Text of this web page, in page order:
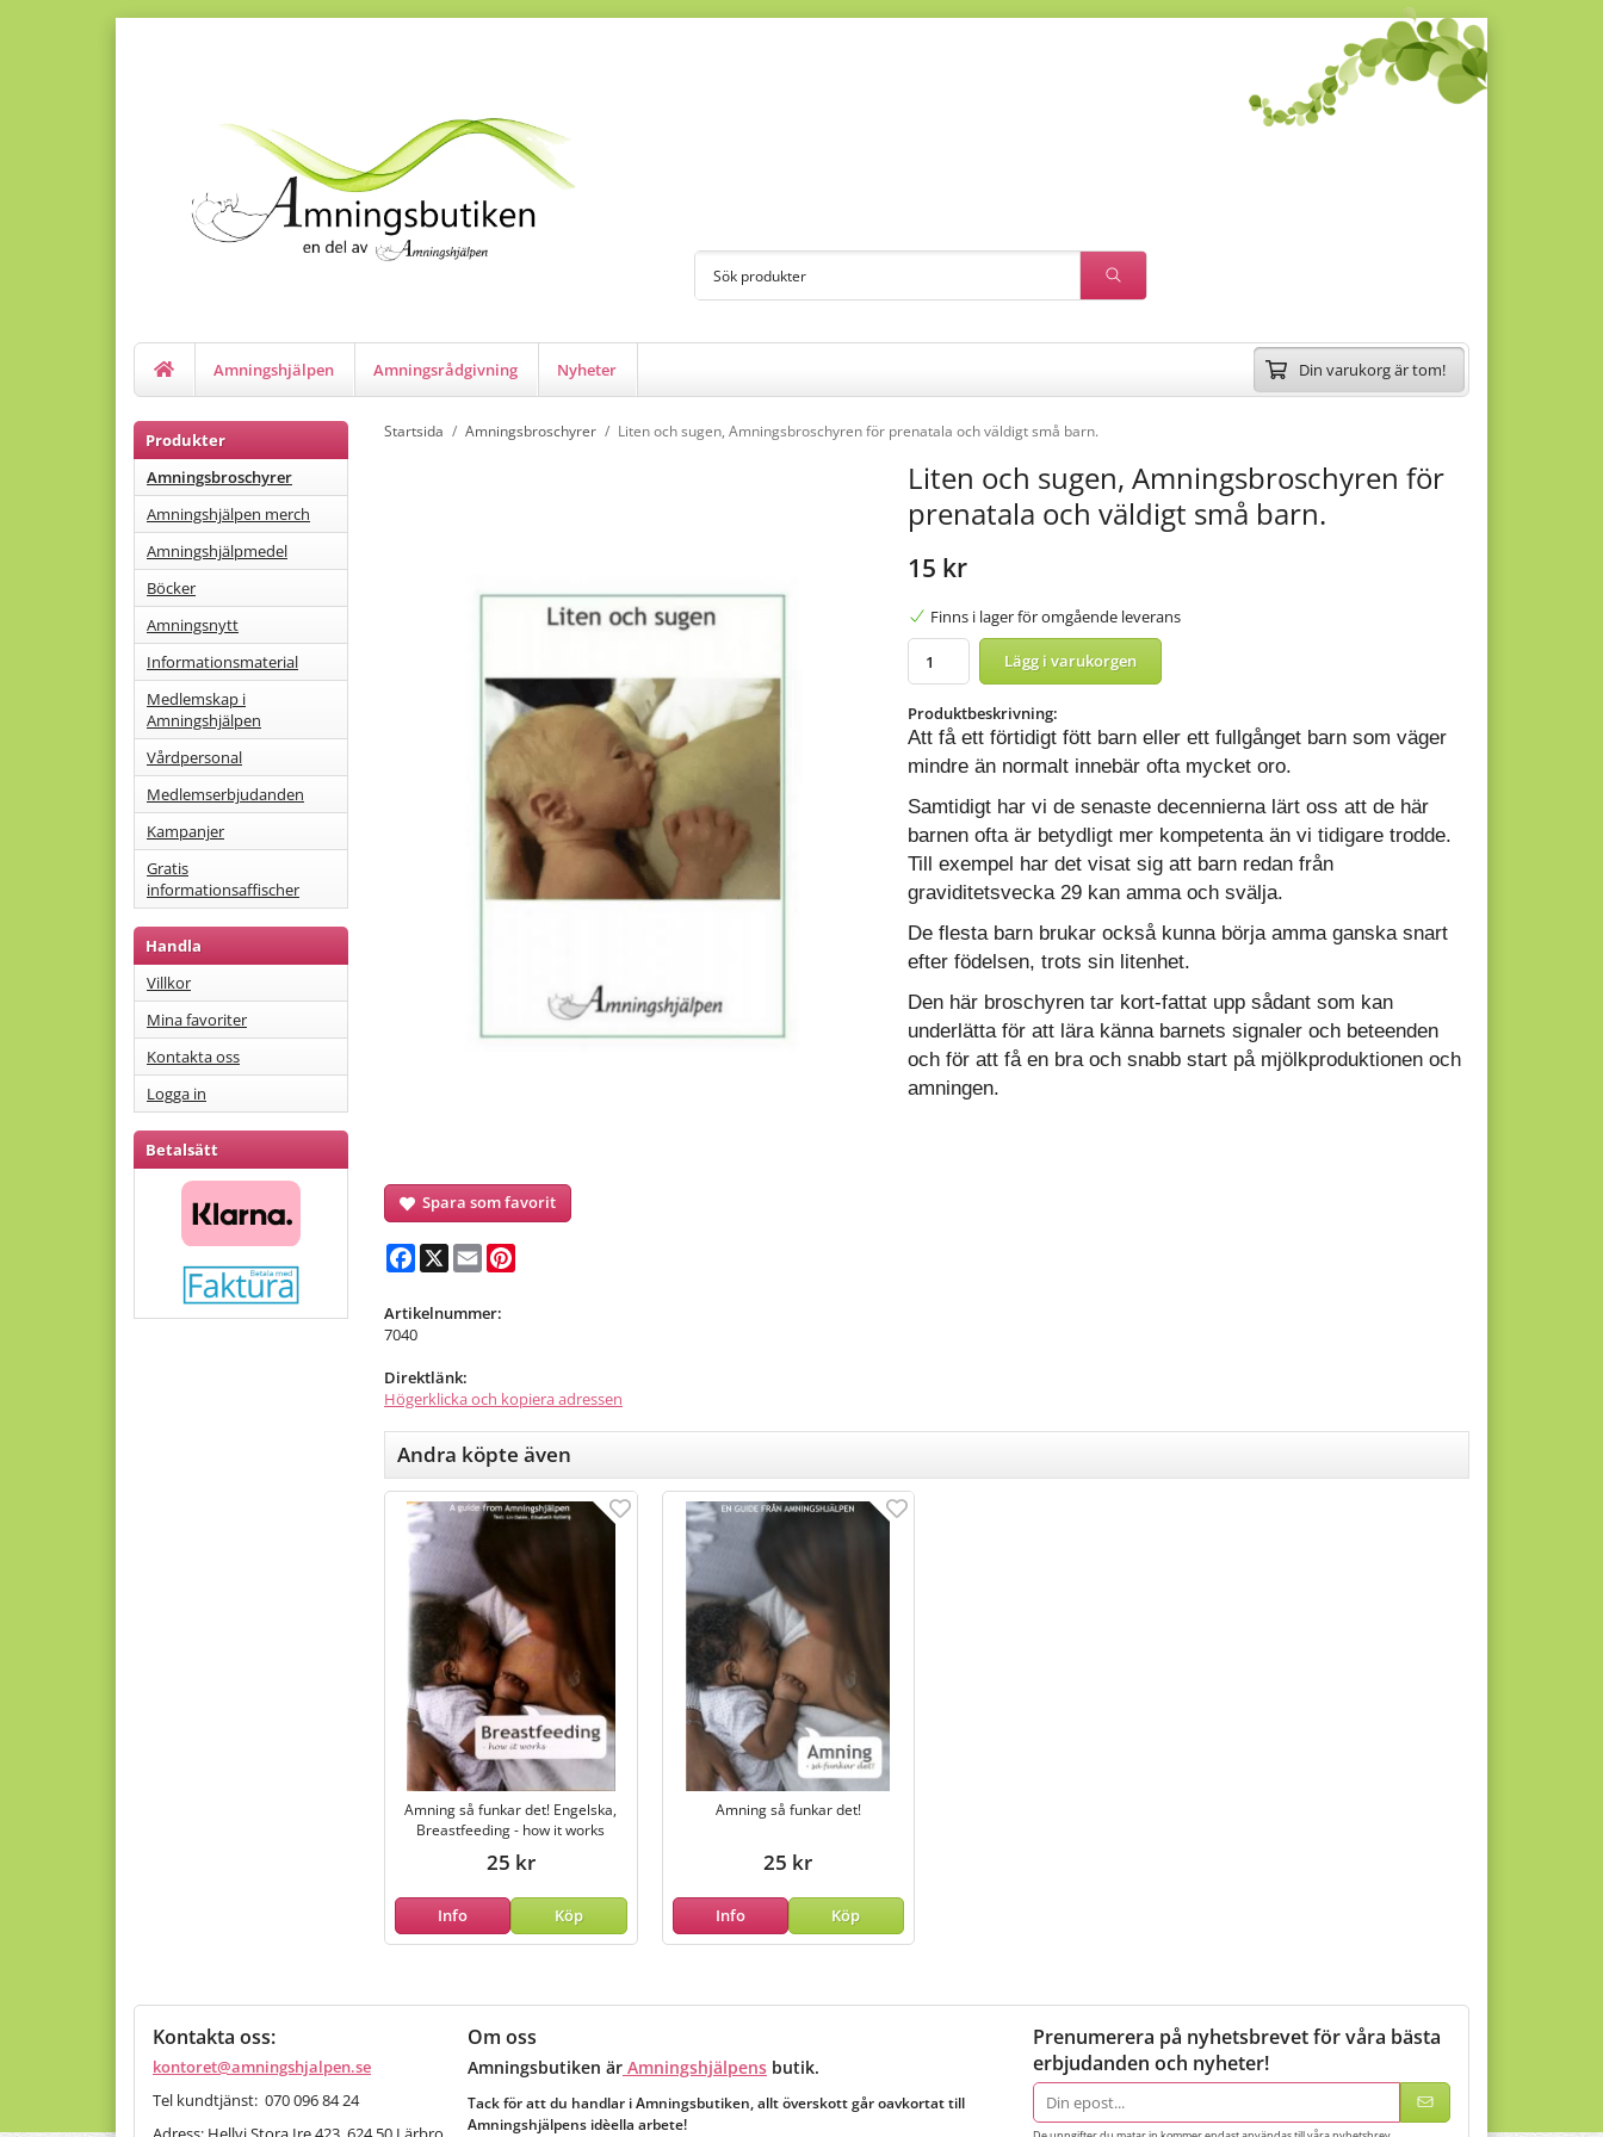
Amningshjälpen Amningsrådgivning Nyheter Din varukorg är tom!
Produkter
Amningsbroschyrer
Amningshjälpen merch
Amningshjälpmedel
Böcker
Amningsnytt
Informationsmaterial
Medlemskap i
Amningshjälpen
Vårdpersonal
Medlemserbjudanden
Kampanjer
Gratis
informationsaffischer
Handla
Villkor
Mina favoriter
Kontakta oss
Logga in
Betalsätt
Startsida / Amningsbroschyrer / Liten och sugen, Amningsbroschyren för prenatala och väldigt små barn.
Liten och sugen, Amningsbroschyren för
prenatala och väldigt små barn.
15 kr
Finns i lager för omgående leverans
Lägg i varukorgen
Produktbeskrivning:
Att få ett förtidigt fött barn eller ett fullgånget barn som väger
mindre än normalt innebär ofta mycket oro.
Samtidigt har vi de senaste decennierna lärt oss att de här
barnen ofta är betydligt mer kompetenta än vi tidigare trodde.
Till exempel har det visat sig att barn redan från
graviditetsvecka 29 kan amma och svälja.
De flesta barn brukar också kunna börja amma ganska snart
efter födelsen, trots sin litenhet.
Den här broschyren tar kort-fattat upp sådant som kan
underlätta för att lära känna barnets signaler och beteenden
och för att få en bra och snabb start på mjölkproduktionen och
amningen.
Spara som favorit
Facebook
X Email
Artikelnummer:
7040
Direktlänk:
Högerklicka och kopiera adressen
Andra köpte även
Amning så funkar det! Engelska,
Breastfeeding - how it works
25 kr
Info Köp
Amning så funkar det!
25 kr
Info Köp
Kontakta oss:
kontoret@amningshjalpen.se
Tel kundtjänst: 070 096 84 24
Om oss
Amningsbutiken är Amningshjälpens butik.
Tack för att du handlar i Amningsbutiken, allt överskott går oavkortat till
Amningshjälpens idèella arbete!
Prenumerera på nyhetsbrevet för våra bästa
erbjudanden och nyheter!
E-
postadress